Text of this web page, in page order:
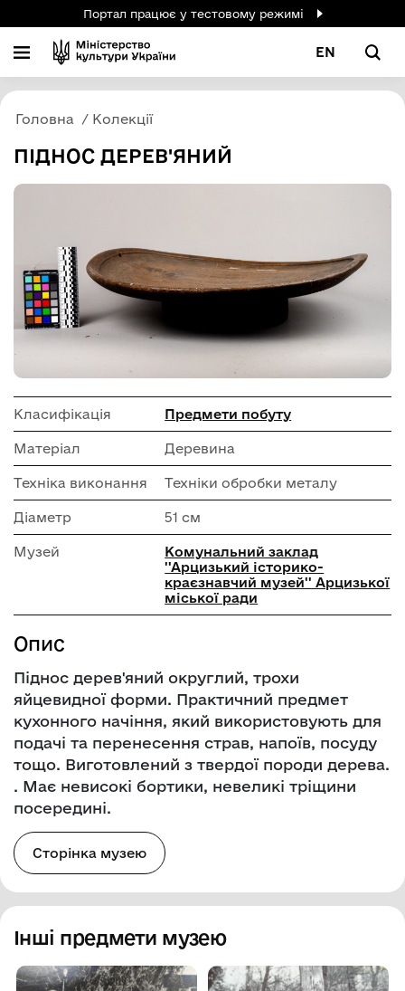
Портал працює у тестовому режимі
EN
Головна Колекції
ПІДНОС ДЕРЕВ'ЯНИЙ
Класифікація Предмети побуту
Матеріал Деревина
Техніка виконання Техніки обробки металу
Діаметр 51 см
Музей
Комунальний заклад
''Арцизький історико-
краєзнавчий музей'' Арцизької
міської ради
Опис
Піднос дерев'яний округлий, трохи
яйцевидної форми. Практичний предмет
кухонного начіння, який використовують для
подачі та перенесення страв, напоїв, посуду
тощо. Виготовлений з твердої породи дерева.
. Має невисокі бортики, невеликі тріщини
посередині.
Сторінка музею
Інші предмети музею